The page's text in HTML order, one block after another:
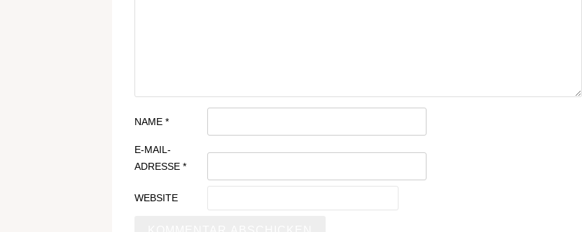
NAME *
E-MAIL-
ADRESSE *
WEBSITE